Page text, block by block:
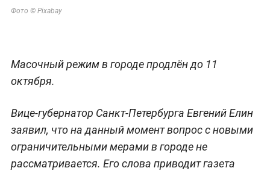
Фото © Pixabay
Масочный режим в городе продлён до 11
октября.
Вице-губернатор Санкт-Петербурга Евгений Елин
заявил, что на данный момент вопрос с новыми
ограничительными мерами в городе не
рассматривается. Его слова приводит газета